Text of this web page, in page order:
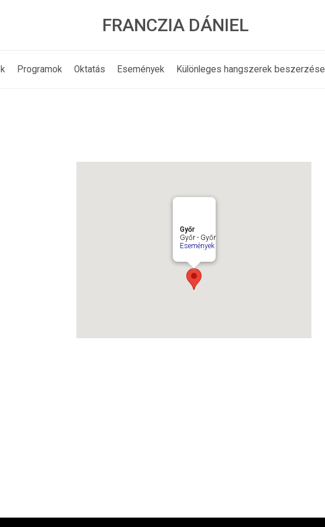
FRANCZIA DÁNIEL
Programok Oktatás Események Különleges hangszerek beszerzése
Győr
Győr - Győr
Események